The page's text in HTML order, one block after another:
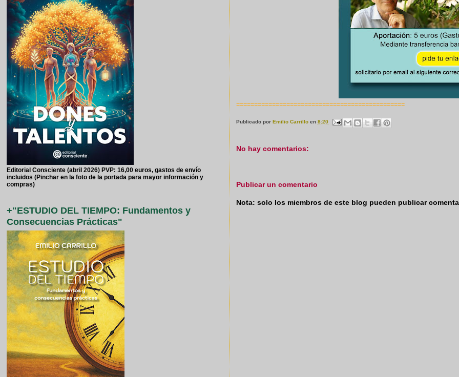
===============================================
Publicado por Emilio Carrillo en8:20
No hay comentarios:
Publicar un comentario
Nota: solo los miembros de este blog pueden publicar
Editorial Consciente (abril 2026) PVP: 16,00 euros, gastos de envío
incluidos (Pinchar en la foto de la portada para mayor información y
compras)
+"ESTUDIO DEL TIEMPO: Fundamentos y
Consecuencias Prácticas"